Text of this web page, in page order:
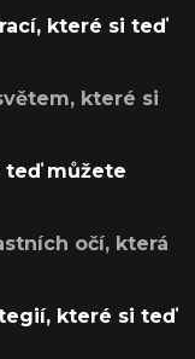
které si teď
které si
teď můžete
očí, která
které si teď